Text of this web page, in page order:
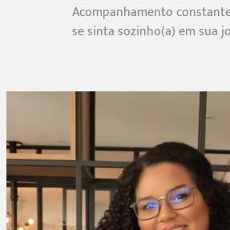
Acompanhamento
se sinta sozinho(a) em sua